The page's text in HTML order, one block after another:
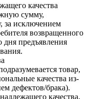
качества
сумму,
за исключением
возвращенного
дня предъявления
товар,
качества из-
дефектов/брака).
качества,